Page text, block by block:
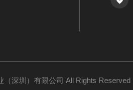
（深圳）有限公司 All Rights